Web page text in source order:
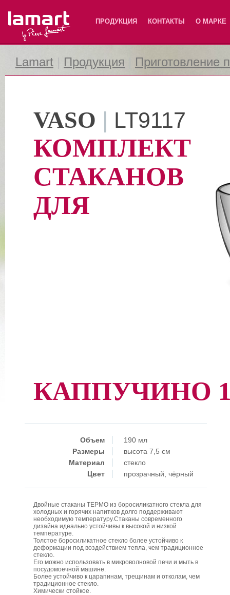
Lamart ПРОДУКЦИЯ КОНТАКТЫ О МАРКЕ
Lamart Продукция Приготовление
VASO | LT9117
КОМПЛЕКТ
СТАКАНОВ
ДЛЯ
КАППУЧИНО
Объем
190 мл
Размеры
высота 7,5 см
Материал
стекло
Цвет
прозрачный, чёрный
Двойные стаканы ТЕРМО из боросиликатного стекла для
холодных и горячих напитков долго поддерживают
необходимую температуру.Стаканы современного
дизайна идеально устойчивы к высокой и низкой
температуре.
Толстое боросиликатное стекло более устойчиво к
деформации под воздействием тепла, чем традиционное
стекло.
Его можно использовать в микроволновой печи и мыть в
посудомоечной машине.
Более устойчиво к царапинам, трещинам и отколам, чем
традиционное стекло.
Химически стойкое.